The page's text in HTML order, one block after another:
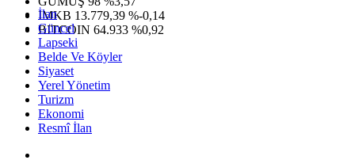
IMKB 13.779,39 %-0,14
BITCOIN 64.933 %0,92
İlan
Güncel
Lapseki
Belde Ve Köyler
Siyaset
Yerel Yönetim
Turizm
Ekonomi
Resmî İlan